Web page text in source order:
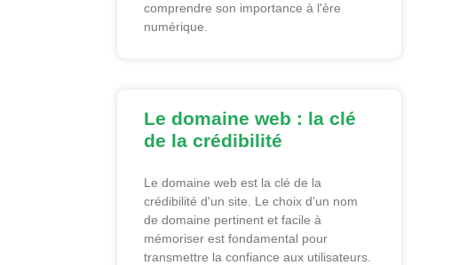
comprendre son importance à l'ère
numérique.
Le domaine web : la clé
de la crédibilité
Le domaine web est la clé de la
crédibilité d'un site. Le choix d'un nom
de domaine pertinent et facile à
mémoriser est fondamental pour
transmettre la confiance aux utilisateurs.